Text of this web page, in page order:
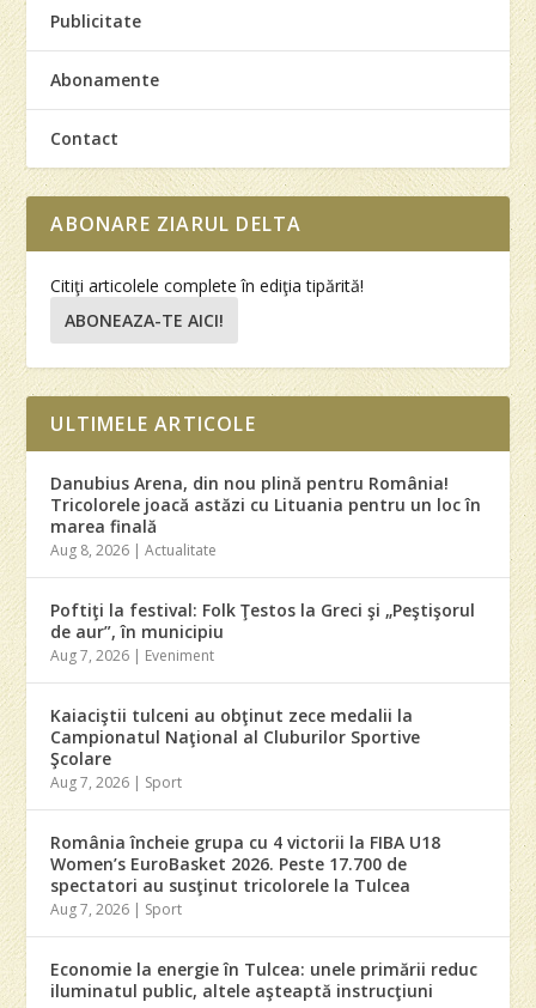
Publicitate
Abonamente
Contact
ABONARE ZIARUL DELTA
Citiţi articolele complete în ediţia tipărită!
ABONEAZA-TE AICI!
ULTIMELE ARTICOLE
Danubius Arena, din nou plină pentru România!
Tricolorele joacă astăzi cu Lituania pentru un loc în
marea finală
Aug 8, 2026 |Actualitate
Poftiţi la festival: Folk Ţestos la Greci şi „Peştişorul
de aur”, în municipiu
Aug 7, 2026 | Eveniment
Kaiaciştii tulceni au obţinut zece medalii la
Campionatul Naţional al Cluburilor Sportive
Şcolare
Aug 7, 2026 | Sport
România încheie grupa cu 4 victorii la FIBA U18
Women’s EuroBasket 2026. Peste 17.700 de
spectatori au susţinut tricolorele la Tulcea
Aug 7, 2026 | Sport
Economie la energie în Tulcea: unele primării reduc
iluminatul public, altele aşteaptă instrucţiuni